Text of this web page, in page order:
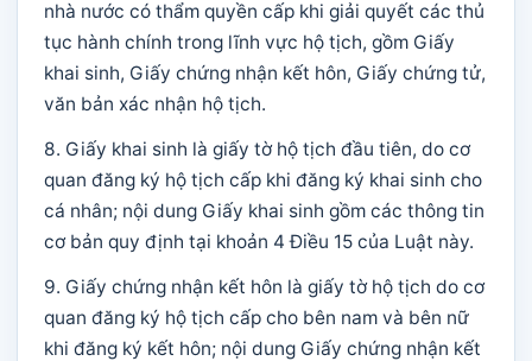
nhà nước có thẩm quyền cấp khi giải quyết các thủ
tục hành chính trong lĩnh vực hộ tịch, gồm Giấy
khai sinh, Giấy chứng nhận kết hôn, Giấy chứng tử,
văn bản xác nhận hộ tịch.
8. Giấy khai sinh là giấy tờ hộ tịch đầu tiên, do cơ
quan đăng ký hộ tịch cấp khi đăng ký khai sinh cho
cá nhân; nội dung Giấy khai sinh gồm các thông tin
cơ bản quy định tại khoản 4 Điều 15 của Luật này.
9. Giấy chứng nhận kết hôn là giấy tờ hộ tịch do cơ
quan đăng ký hộ tịch cấp cho bên nam và bên nữ
khi đăng ký kết hôn; nội dung Giấy chứng nhận kết